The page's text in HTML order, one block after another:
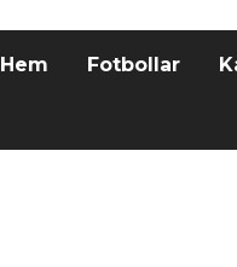
Hem Fotbollar